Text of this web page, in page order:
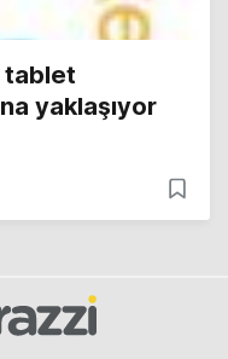
tablet
yaklaşıyor